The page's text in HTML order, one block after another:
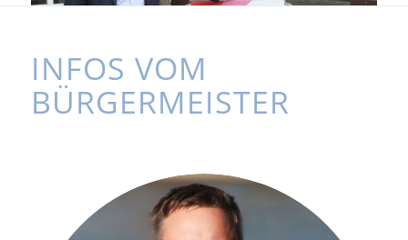
INFOS VOM
BÜRGERMEISTER